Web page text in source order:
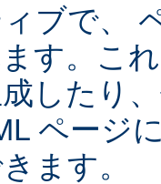
ブで、
す。こ
したり
ページ
ます。